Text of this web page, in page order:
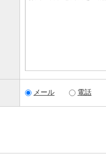
メール 電話